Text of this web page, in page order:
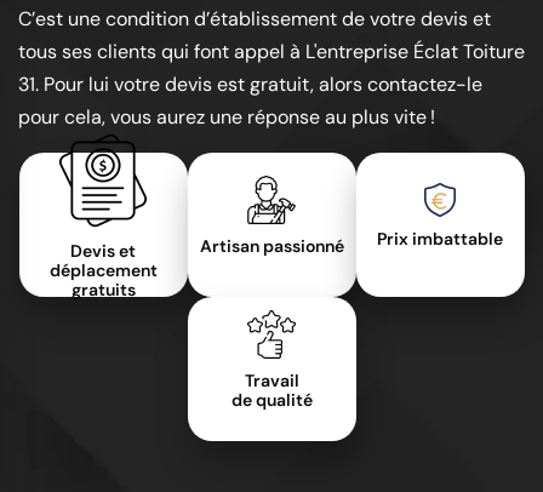
C’est une condition d’établissement de votre devis et
tous ses clients qui font appel à L'entreprise Éclat Toiture
31. Pour lui votre devis est gratuit, alors contactez-le
pour cela, vous aurez une réponse au plus vite !
Devis et
déplacement
gratuits
Artisan passionné Prix imbattable
Travail
de qualité